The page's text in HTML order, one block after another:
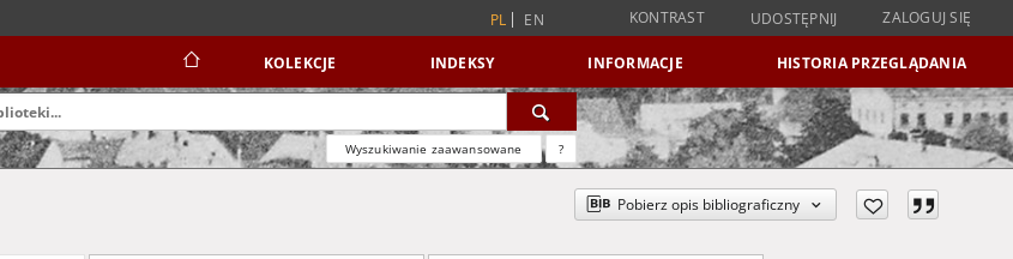
PL EN KONTRAST UDOSTĘPNIJ ZALOGUJ SIĘ
KOLEKCJE INDEKSY INFORMACJE HISTORIA PRZEGLĄDANIA
Wyszukiwanie zaawansowane ?
Pobierz opis bibliograficzny